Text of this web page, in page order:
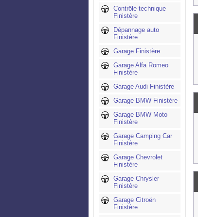
Contrôle technique
Finistère
Dépannage auto
Finistère
Garage Finistère
Garage Alfa Romeo
Finistère
Garage Audi Finistère
Garage BMW Finistère
Garage BMW Moto
Finistère
Garage Camping Car
Finistère
Garage Chevrolet
Finistère
Garage Chrysler
Finistère
Garage Citroën
Finistère